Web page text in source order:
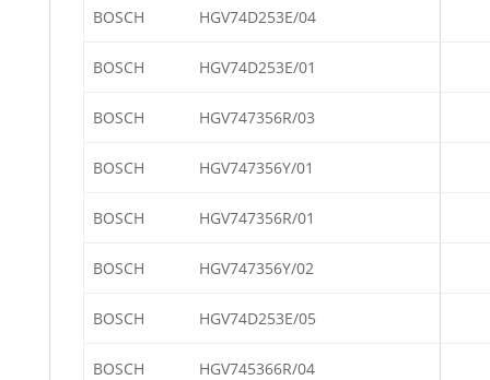
BOSCH HGV74D253E/04
BOSCH HGV74D253E/01
BOSCH HGV747356R/03
BOSCH HGV747356Y/01
BOSCH HGV747356R/01
BOSCH HGV747356Y/02
BOSCH HGV74D253E/05
BOSCH HGV745366R/04